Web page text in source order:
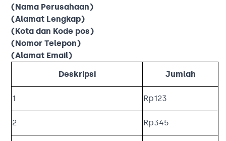
(Nama Perusahaan)
(Alamat Lengkap)
(Kota dan Kode pos)
(Nomor Telepon)
(Alamat Email)
Deskripsi
Jumlah
1 Rp123
2 Rp345